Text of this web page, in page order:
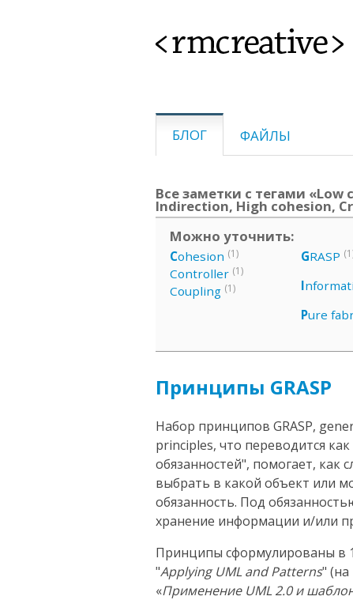
<rmcreative>
БЛОГ ФАЙЛЫ
Все заметки с тегами
Indirection, High cohesion,
Можно уточнить:
Cohesion (1)
Controller (1)
Coupling (1)
GRASP
I
Pure
Принципы GRASP
Набор принципов GRASP,
principles, что переводится
обязанностей", помогает, как
выбрать в какой объект или
обязанность. Под
хранение информации и/или
Принципы сформулированы в
"Applying UML and Patterns"
«Применение UML 2.0 и